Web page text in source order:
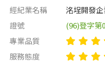
不拘 電梯大樓
不拘 店面
經紀業名稱
洺埕開發
證號
(96)登字第
專業品質
服務態度